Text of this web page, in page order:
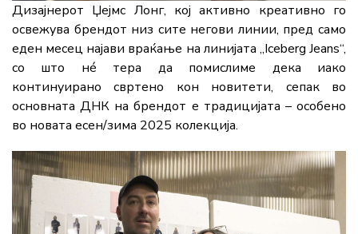
Дизајнерот Џејмс Лонг, кој активно креативно го
освежува брендот низ сите негови линии, пред само
еден месец најави враќање на линијата „Iceberg Jeans“,
со што нé тера да помислиме дека иако
континуирано свртено кон новитети, сепак во
основната ДНК на брендот е традицијата – особено
во новата есен/зима 2025 колекција.